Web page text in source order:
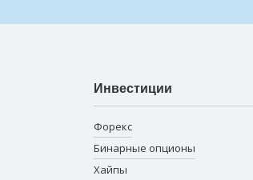
Инвестиции
Форекс
Бинарные опционы
Хайпы